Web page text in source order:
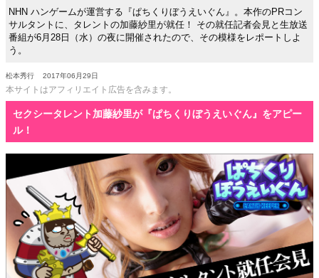
NHN ハンゲームが運営する『ぱちくりぼうえいぐん』。本作のPRコン
サルタントに、タレントの加藤紗里が就任！ その就任記者会見と生放送
番組が6月28日（水）の夜に開催されたので、その模様をレポートしよ
う。
松本秀行 2017年06月29日
本サイトはアフィリエイト広告を含みます。
セクシータレント加藤紗里が『ぱちくりぼうえいぐん』をアピー
ル！